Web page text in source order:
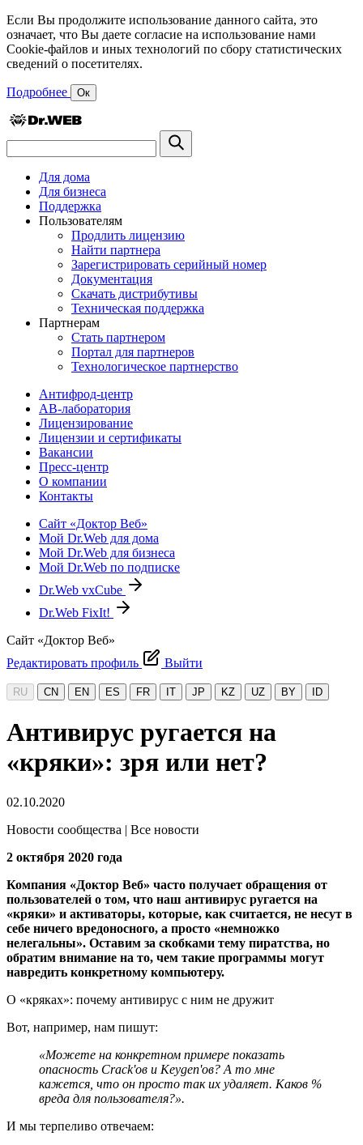
Если Вы продолжите использование данного сайта, это
означает, что Вы даете согласие на использование нами
Cookie-файлов и иных технологий по сбору статистических
сведений о посетителях.
Подробнее Ок
Для дома
Для бизнеса
Поддержка
Пользователям
Продлить лицензию
Найти партнера
Зарегистрировать серийный номер
Документация
Скачать дистрибутивы
Техническая поддержка
Партнерам
Стать партнером
Портал для партнеров
Технологическое партнерство
Антифрод-центр
АВ-лаборатория
Лицензирование
Лицензии и сертификаты
Вакансии
Пресс-центр
О компании
Контакты
Сайт «Доктор Веб»
Мой Dr.Web для дома
Мой Dr.Web для бизнеса
Мой Dr.Web по подписке
Dr.Web vxCube
Dr.Web FixIt!
Сайт «Доктор Веб»
Редактировать профиль
Выйти
RU CN EN ES FR IT JP KZ UZ BY ID
Антивирус ругается на
«кряки»: зря или нет?
02.10.2020
Новости сообщества | Все новости
2 октября 2020 года
Компания «Доктор Веб» часто получает обращения от
пользователей о том, что наш антивирус ругается на
«кряки» и активаторы, которые, как считается, не несут в
себе ничего вредоносного, а просто «немножко
нелегальны». Оставим за скобками тему пиратства, но
обратим внимание на то, чем такие программы могут
навредить конкретному компьютеру.
О «кряках»: почему антивирус с ним не дружит
Вот, например, нам пишут:
«Можете на конкретном примере показать
опасность Crack'ов и Keygen'ов? А то мне
кажется, что он просто так их удаляет. Каков %
вреда для пользователя?».
И мы терпеливо отвечаем: